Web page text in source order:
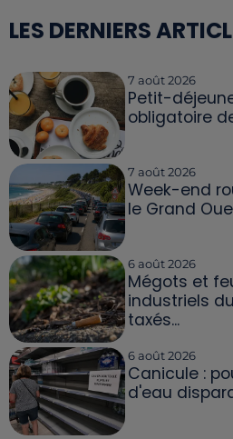
LES DERNIERS
7 août 2026
Petit-
obligatoire
7 août 2026
Week-end
le Grand
6 août 2026
Mégots et
industriels
taxés...
6 août 2026
Canicule :
d'eau